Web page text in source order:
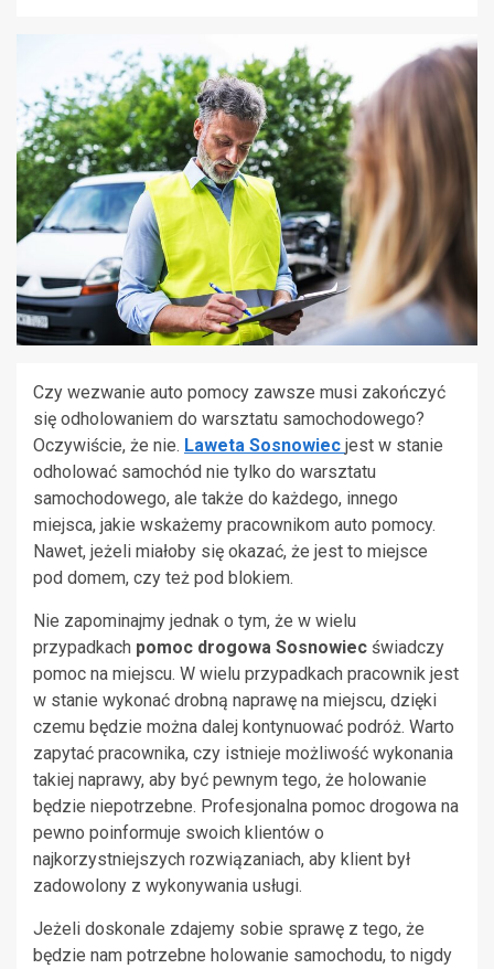
Czy wezwanie auto pomocy zawsze musi zakończyć
się odholowaniem do warsztatu samochodowego?
Oczywiście, że nie. Laweta Sosnowiec jest w stanie
odholować samochód nie tylko do warsztatu
samochodowego, ale także do każdego, innego
miejsca, jakie wskażemy pracownikom auto pomocy.
Nawet, jeżeli miałoby się okazać, że jest to miejsce
pod domem, czy też pod blokiem.
Nie zapominajmy jednak o tym, że w wielu
przypadkach pomoc drogowa Sosnowiec świadczy
pomoc na miejscu. W wielu przypadkach pracownik jest
w stanie wykonać drobną naprawę na miejscu, dzięki
czemu będzie można dalej kontynuować podróż. Warto
zapytać pracownika, czy istnieje możliwość wykonania
takiej naprawy, aby być pewnym tego, że holowanie
będzie niepotrzebne. Profesjonalna pomoc drogowa na
pewno poinformuje swoich klientów o
najkorzystniejszych rozwiązaniach, aby klient był
zadowolony z wykonywania usługi.
Jeżeli doskonale zdajemy sobie sprawę z tego, że
będzie nam potrzebne holowanie samochodu, to nigdy